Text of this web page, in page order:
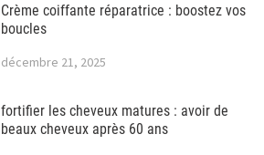
Crème coiffante réparatrice : boostez vos
boucles
décembre 21, 2025
fortifier les cheveux matures : avoir de
beaux cheveux après 60 ans